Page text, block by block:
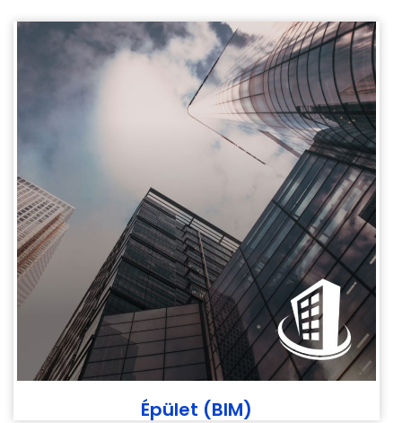
Épület (BIM)